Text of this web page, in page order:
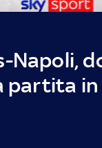
Napoli,
partita in